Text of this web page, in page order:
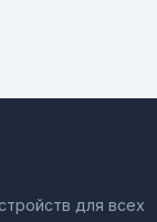
для всех